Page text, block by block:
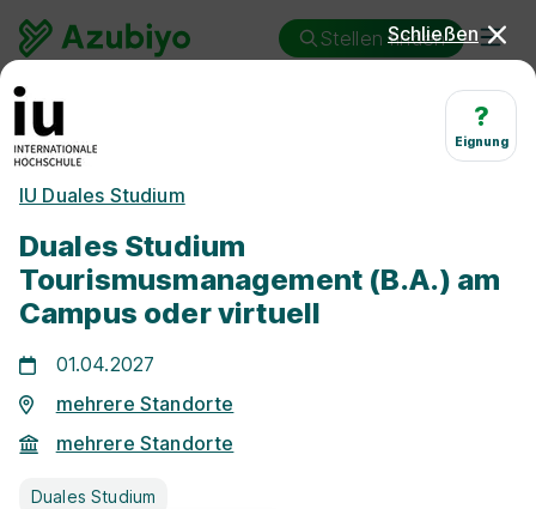
Stellen finden
Duales Studium
Duales Studium
Tourismusmanagement
Schließen
?
Eignung
IU Duales Studium
Duales Studium
Tourismusmanagement (B.A.) am
Campus oder virtuell
01.04.2027
mehrere Standorte
mehrere Standorte
Duales Studium